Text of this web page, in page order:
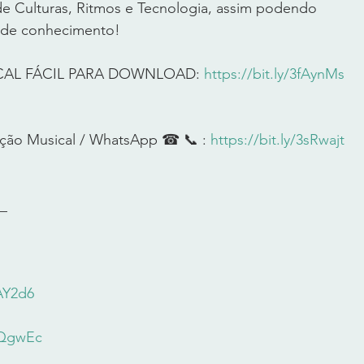
Culturas, Ritmos e Tecnologia, assim podendo
de conhecimento!
FÁCIL PARA DOWNLOAD: https://bit.ly/3fAynMs
Musical / WhatsApp ☎ 📞 : https://bit.ly/3sRwajt